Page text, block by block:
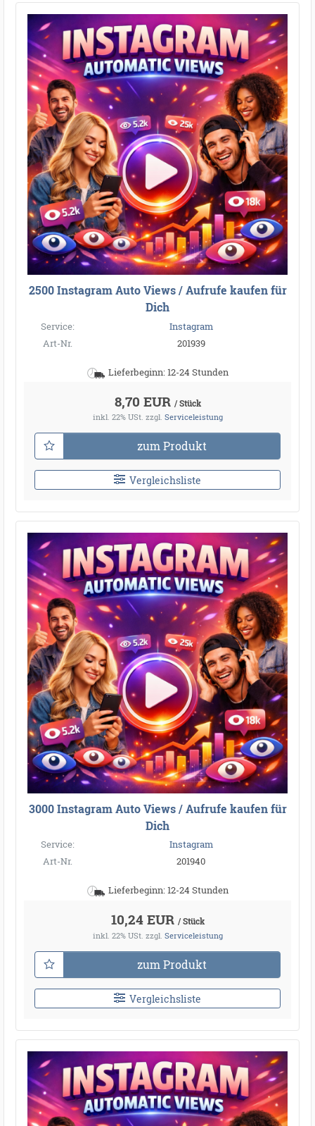
2500 Instagram Auto Views / Aufrufe kaufen für
Dich
Service:
Instagram
Art-Nr.
201939
Lieferbeginn: 12-24 Stunden
8,70 EUR / Stück
inkl. 22% USt. zzgl. Serviceleistung
zum Produkt
Vergleichsliste
3000 Instagram Auto Views / Aufrufe kaufen für
Dich
Service:
Instagram
Art-Nr.
201940
Lieferbeginn: 12-24 Stunden
10,24 EUR / Stück
inkl. 22% USt. zzgl. Serviceleistung
zum Produkt
Vergleichsliste